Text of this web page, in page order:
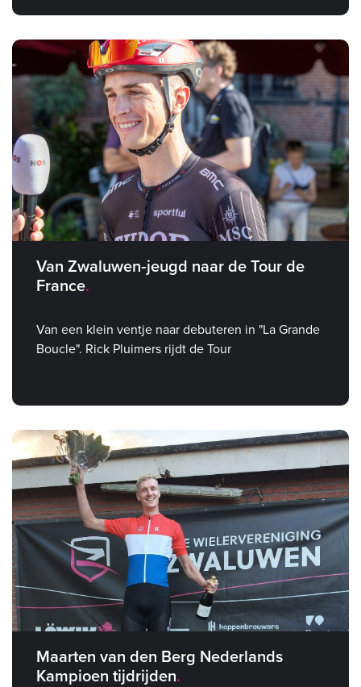
Van Zwaluwen‑jeugd naar de Tour de
France
Van een klein ventje naar debuteren in "La Grande
Boucle". Rick Pluimers rijdt de Tour
Maarten van den Berg Nederlands
Kampioen tijdrijden